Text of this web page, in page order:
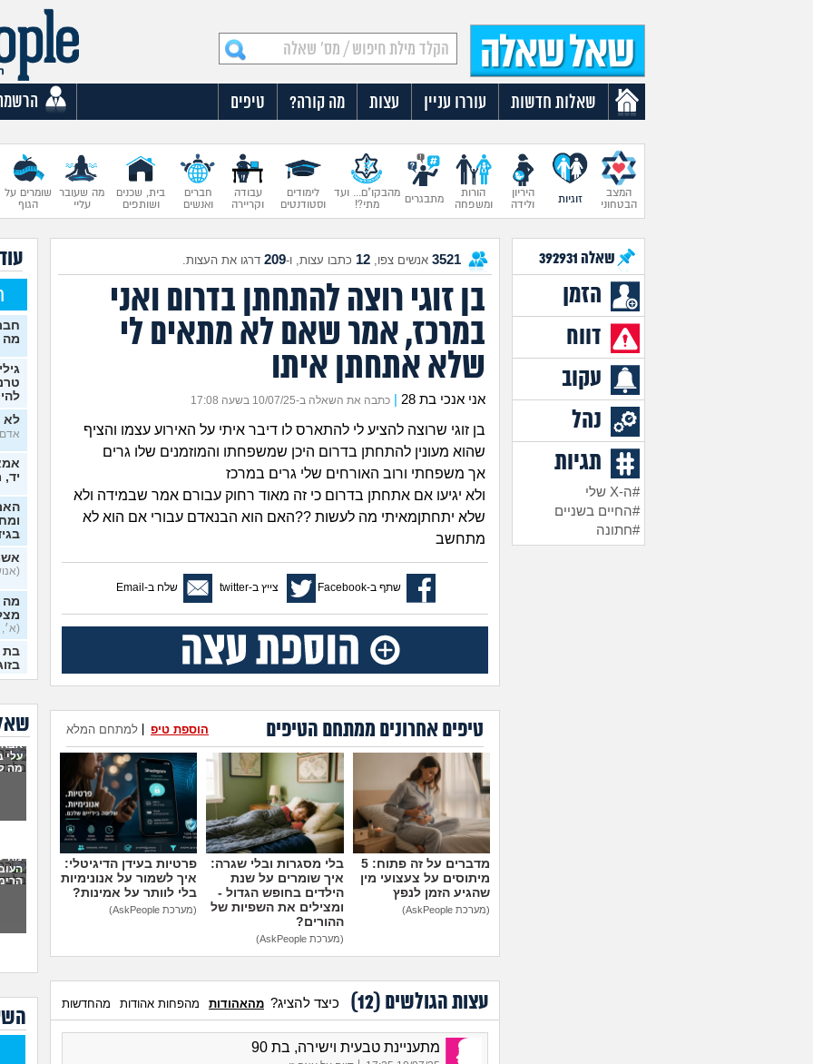
שאלות חדשות עוררו עניין עצות מה קורה? טיפים
המצב
הבטחוני
זוגיות
היריון
ולידה
הורות
ומשפחה
מתבגרים
מהבקו"ם... ועד
מתי?!
לימודים
וסטודנטים
עבודה
וקריירה
חברים
ואנשים
בית, שכנים
ושותפים
מה שעובר
עליי
שומרים על
הגוף
שאלה 392931
הזמן
דווח
עקוב
נהל
תגיות
#ה-X שלי
#החיים בשניים
#חתונה
3521 אנשים צפו, 12 כתבו עצות, ו-209 דרגו את העצות.
בן זוגי רוצה להתחתן בדרום ואני
במרכז, אמר שאם לא מתאים לי
שלא אתחתן איתו
אני אנכי בת 28 כתבה את השאלה ב-10/07/25 בשעה 17:08
בן זוגי שרוצה להציע לי להתארס לו דיבר איתי על האירוע עצמו והציף
שהוא מעונין להתחתן בדרום היכן שמשפחתו והמוזמנים שלו גרים
אך משפחתי ורוב האורחים שלי גרים במרכז
ולא יגיעו אם אתחתן בדרום כי זה מאוד רחוק עבורם אמר שבמידה ולא
שלא יתחתןמאיתי מה לעשות ??האם הוא הבנאדם עבורי אם הוא לא
מתחשב
שתף ב-Facebook צייץ ב-twitter שלח ב-Email
טיפים אחרונים ממתחם הטיפים למתחם המלא הוספת טיפ
מדברים על זה פתוח: 5
מיתוסים על צעצועי מין
שהגיע הזמן לנפץ
(מערכת AskPeople)
בלי מסגרות ובלי שגרה:
איך שומרים על שנת
הילדים בחופש הגדול -
ומצילים את השפיות של
ההורים?
(מערכת AskPeople)
פרטיות בעידן הדיגיטלי:
איך לשמור על אנונימיות
בלי לוותר על אמינות?
(מערכת AskPeople)
עצות הגולשים (12
) כיצד להציג? מהאהודות מהפחות אהודות מהחדשות
מתעניינת טבעית וישירה, בת 90
מה
לא
אדם,
מה
(א׳,
בן 33)
עלי
מה
מה